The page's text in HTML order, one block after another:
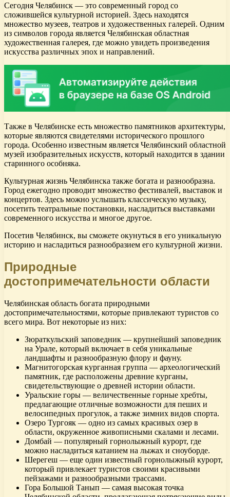
Сегодня Челябинск — это современный город со
сложившейся культурной историей. Здесь находятся
множество музеев, театров и художественных галерей. Одним
из символов города является Челябинская областная
художественная галерея, где можно увидеть произведения
искусства различных эпох и направлений.
Также в Челябинске есть множество памятников архитектуры,
которые являются свидетелями исторического прошлого
города. Особенно известным является Челябинский областной
музей изобразительных искусств, который находится в здании
старинного особняка.
Культурная жизнь Челябинска также богата и разнообразна.
Город ежегодно проводит множество фестивалей, выставок и
концертов. Здесь можно услышать классическую музыку,
посетить театральные постановки, насладиться выставками
современного искусства и многое другое.
Посетив Челябинск, вы сможете окунуться в его уникальную
историю и насладиться разнообразием его культурной жизни.
Природные
достопримечательности области
Челябинская область богата природными
достопримечательностями, которые привлекают туристов со
всего мира. Вот некоторые из них:
Зюраткульский заповедник — крупнейший заповедник
на Урале, который включает в себя уникальные
ландшафты и разнообразную флору и фауну.
Магнитогорская курганная группа — археологический
памятник, где расположены древние курганы,
свидетельствующие о древней истории области.
Уральские горы — величественные горные хребты,
предлагающие отличные возможности для пеших и
велосипедных прогулок, а также зимних видов спорта.
Озеро Тургояк — одно из самых красивых озер в
области, окруженное живописными скалами и лесами.
Домбай — популярный горнолыжный курорт, где
можно насладиться катанием на лыжах и сноуборде.
Шерегеш — еще один известный горнолыжный курорт,
который привлекает туристов своими красивыми
пейзажами и разнообразными трассами.
Гора Большой Танып — самая высокая точка